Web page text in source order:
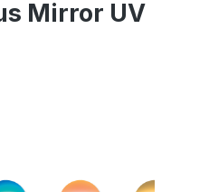
Mirror UV